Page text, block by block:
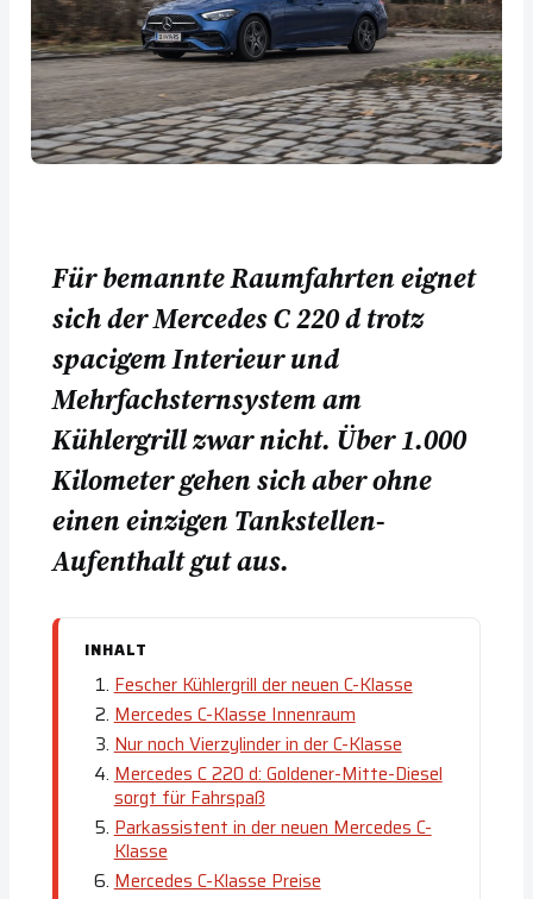
Für bemannte Raumfahrten eignet
sich der Mercedes C 220 d trotz
spacigem Interieur und
Mehrfachsternsystem am
Kühlergrill zwar nicht. Über 1.000
Kilometer gehen sich aber ohne
einen einzigen Tankstellen-
Aufenthalt gut aus.
INHALT
Fescher Kühlergrill der neuen C-Klasse
Mercedes C-Klasse Innenraum
Nur noch Vierzylinder in der C-Klasse
Mercedes C 220 d: Goldener-Mitte-Diesel
sorgt für Fahrspaß
Parkassistent in der neuen Mercedes C-
Klasse
Mercedes C-Klasse Preise